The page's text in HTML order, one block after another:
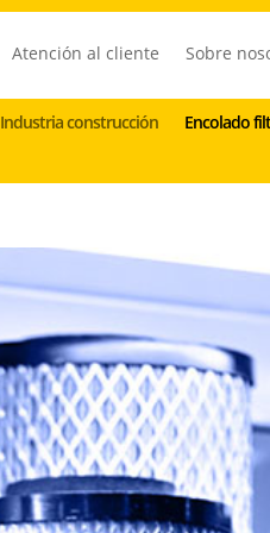
Atención al cliente Sobre
Industria construcción Encolado
Industria construcción Encolado